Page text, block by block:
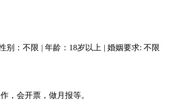
别：不限 | 年龄：18岁以上 | 婚姻要求: 不限
，会开票，做月报等。